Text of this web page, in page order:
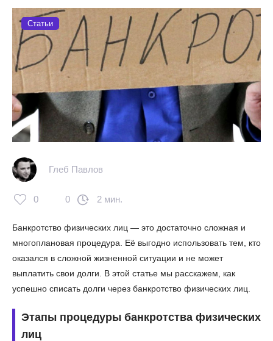
Статьи
Глеб Павлов
0 0 2 мин.
Банкротство физических лиц — это достаточно сложная и
многоплановая процедура. Её выгодно использовать тем, кто
оказался в сложной жизненной ситуации и не может
выплатить свои долги. В этой статье мы расскажем, как
успешно списать долги через банкротство физических лиц.
Этапы процедуры банкротства физических
лиц